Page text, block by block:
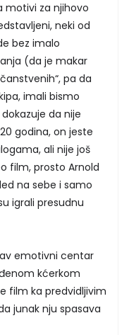
motivi za njihovo
neki od
bez imalo
(da je makar
pa da
imali bismo
da nije
godina, on jeste
ali nije još
film, prosto Arnold
na sebe i samo
igrali presudnu
emotivni centar
kćerkom
film ka predvidljivim
junak nju spasava